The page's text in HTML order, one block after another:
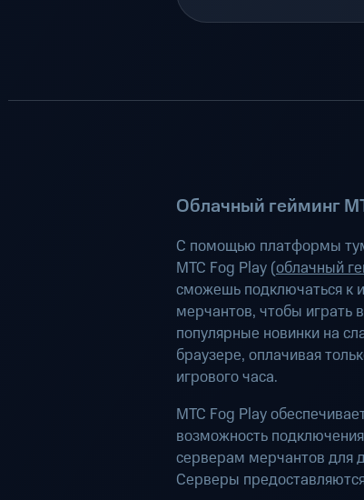
Облачный гейминг
С помощью платформы
МТС Fog Play (облачный
сможешь подключаться к
мерчантов, чтобы играть
популярные новинки на
браузере, оплачивая
игрового часа.
МТС Fog Play
возможность
серверам мерчантов для
Серверы